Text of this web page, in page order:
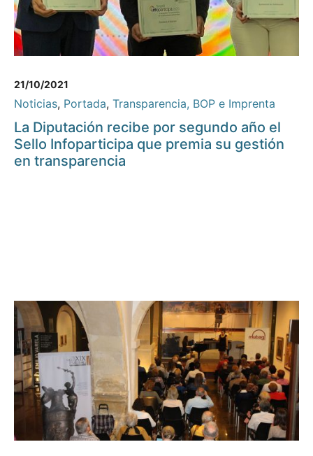
21/10/2021
Noticias, Portada, Transparencia, BOP e Imprenta
La Diputación recibe por segundo año el
Sello Infoparticipa que premia su gestión
en transparencia